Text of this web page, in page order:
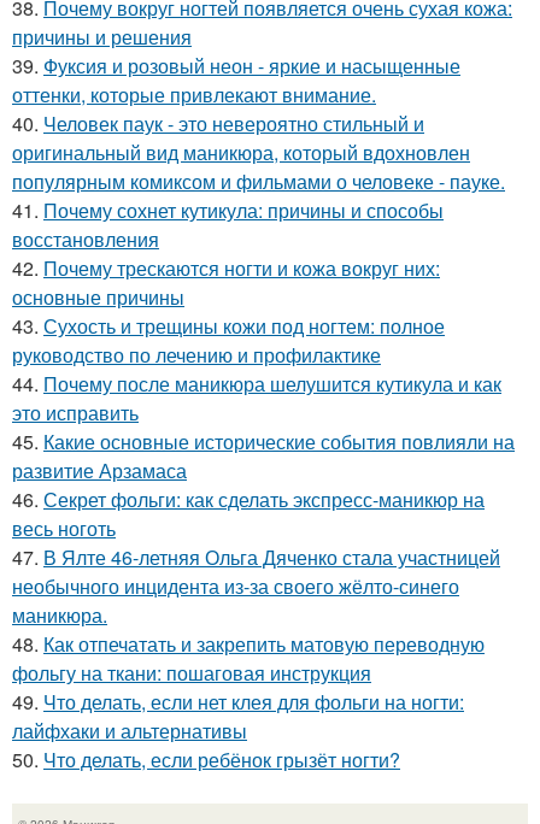
38. Почему вокруг ногтей появляется очень сухая кожа:
причины и решения
39. Фуксия и розовый неон - яркие и насыщенные
оттенки, которые привлекают внимание.
40. Человек паук - это невероятно стильный и
оригинальный вид маникюра, который вдохновлен
популярным комиксом и фильмами о человеке - пауке.
41. Почему сохнет кутикула: причины и способы
восстановления
42. Почему трескаются ногти и кожа вокруг них:
основные причины
43. Сухость и трещины кожи под ногтем: полное
руководство по лечению и профилактике
44. Почему после маникюра шелушится кутикула и как
это исправить
45. Какие основные исторические события повлияли на
развитие Арзамаса
46. Секрет фольги: как сделать экспресс-маникюр на
весь ноготь
47. В Ялте 46-летняя Ольга Дяченко стала участницей
необычного инцидента из-за своего жёлто-синего
маникюра.
48. Как отпечатать и закрепить матовую переводную
фольгу на ткани: пошаговая инструкция
49. Что делать, если нет клея для фольги на ногти:
лайфхаки и альтернативы
50. Что делать, если ребёнок грызёт ногти?